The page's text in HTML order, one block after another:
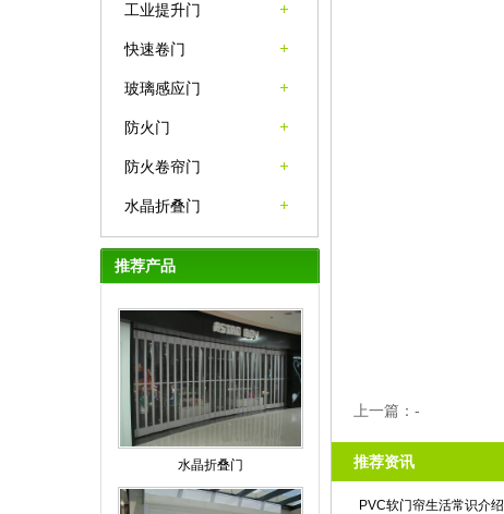
工业提升门
快速卷门
玻璃感应门
防火门
防火卷帘门
水晶折叠门
推荐产品
水晶折叠门
上一篇：-
推荐资讯
PVC软门帘生活常识介绍